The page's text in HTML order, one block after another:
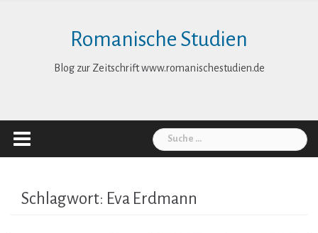
Romanische Studien
Blog zur Zeitschrift www.romanischestudien.de
Suche
nach:
Schlagwort: Eva Erdmann